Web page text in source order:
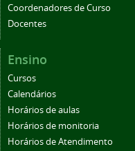
Coordenadores de Curso
Docentes
Ensino
Cursos
Calendários
Horários de aulas
Horários de monitoria
Horários de Atendimento